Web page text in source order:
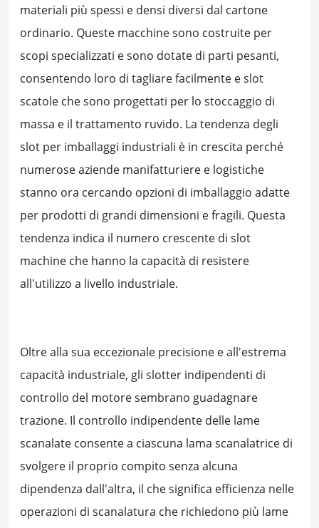
materiali più spessi e densi diversi dal cartone
ordinario. Queste macchine sono costruite per
scopi specializzati e sono dotate di parti pesanti,
consentendo loro di tagliare facilmente e slot
scatole che sono progettati per lo stoccaggio di
massa e il trattamento ruvido. La tendenza degli
slot per imballaggi industriali è in crescita perché
numerose aziende manifatturiere e logistiche
stanno ora cercando opzioni di imballaggio adatte
per prodotti di grandi dimensioni e fragili. Questa
tendenza indica il numero crescente di slot
machine che hanno la capacità di resistere
all'utilizzo a livello industriale.
Oltre alla sua eccezionale precisione e all'estrema
capacità industriale, gli slotter indipendenti di
controllo del motore sembrano guadagnare
trazione. Il controllo indipendente delle lame
scanalate consente a ciascuna lama scanalatrice di
svolgere il proprio compito senza alcuna
dipendenza dall'altra, il che significa efficienza nelle
operazioni di scanalatura che richiedono più lame